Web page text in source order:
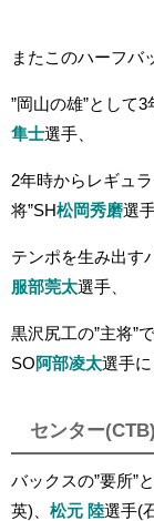
またこのハーフバ
”岡山の雄”として
隼士選手、
2年時からレギュ
将”SH松岡秀磨選手
テンポを生み出す
服部莞太選手、
黒沢尻工の”主将”
SO 阿部凌太選手に
センター(CTB)
バックスの”要所”
英)、 松元 陸選手(